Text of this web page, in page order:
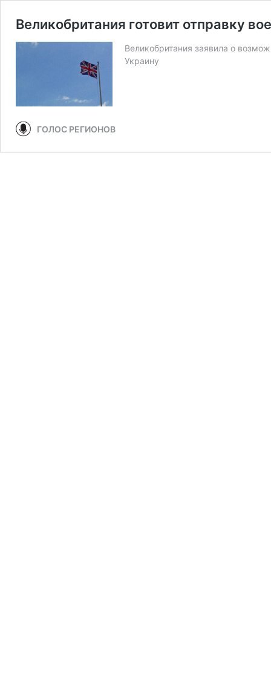
Великобритания готовит отправку
Великобритания заявила о
Украину
ГОЛОС РЕГИОНОВ